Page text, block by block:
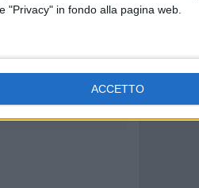
"Privacy" in fondo alla pagina web.
ACCETTO